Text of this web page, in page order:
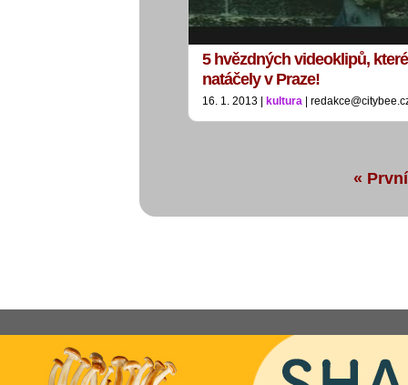
5 hvězdných videoklipů,
natáčely v Praze!
16. 1. 2013 | kultura |
« První